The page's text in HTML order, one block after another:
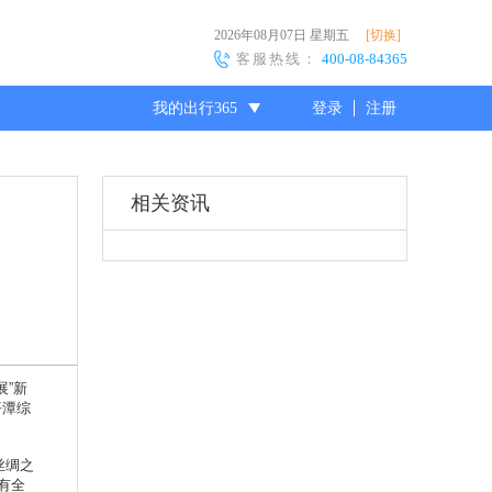
2026年08月07日 星期五 [切换]
客服热线： 400-08-84365
我的出行365 登录 注册
”新
综
绸之
全
相关资讯